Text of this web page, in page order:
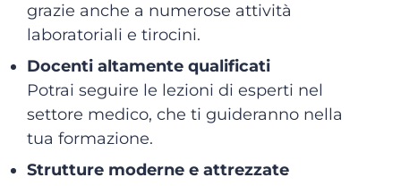
grazie anche a numerose attività
laboratoriali e tirocini.
Docenti altamente qualificati
Potrai seguire le lezioni di esperti nel
settore medico, che ti guideranno nella
tua formazione.
Strutture moderne e attrezzate